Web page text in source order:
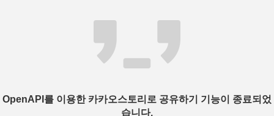
OpenAPI를 이용한 카카오스토리로 공유하기 기능이 종료되었
습니다.